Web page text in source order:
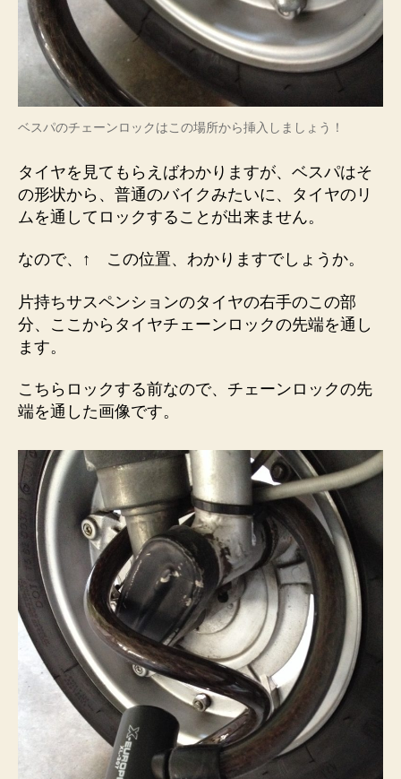
ベスパのチェーンロックはこの場所から挿入しましょう！
タイヤを見てもらえばわかりますが、ベスパはそ
の形状から、普通のバイクみたいに、タイヤのリ
ムを通してロックすることが出来ません。
なので、↑ この位置、わかりますでしょうか。
片持ちサスペンションのタイヤの右手のこの部
分、ここからタイヤチェーンロックの先端を通し
ます。
こちらロックする前なので、チェーンロックの先
端を通した画像です。